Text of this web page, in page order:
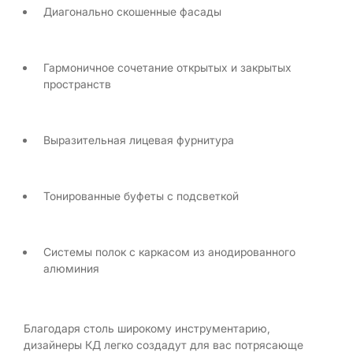
Диагонально скошенные фасады
Гармоничное сочетание открытых и закрытых
пространств
Выразительная лицевая фурнитура
Тонированные буфеты с подсветкой
Системы полок с каркасом из анодированного
алюминия
Благодаря столь широкому инструментарию,
дизайнеры КД легко создадут для вас потрясающе